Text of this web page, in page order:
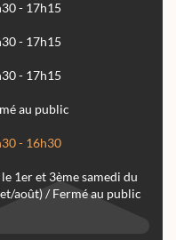
- 17h15
- 17h15
- 17h15
au public
- 16h30
1er et 3ème samedi du
août) / Fermé au public